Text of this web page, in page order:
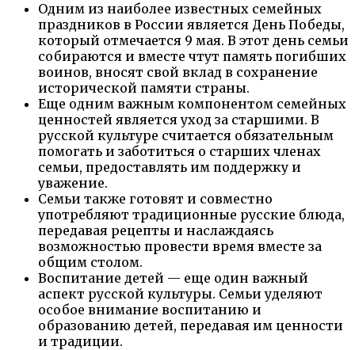
Одним из наиболее известных семейных
праздников в России является День Победы,
который отмечается 9 мая. В этот день семьи
собираются и вместе чтут память погибших
воинов, вносят свой вклад в сохранение
исторической памяти страны.
Еще одним важным компонентом семейных
ценностей является уход за старшими. В
русской культуре считается обязательным
помогать и заботиться о старших членах
семьи, предоставлять им поддержку и
уважение.
Семьи также готовят и совместно
употребляют традиционные русские блюда,
передавая рецепты и наслаждаясь
возможностью провести время вместе за
общим столом.
Воспитание детей — еще один важный
аспект русской культуры. Семьи уделяют
особое внимание воспитанию и
образованию детей, передавая им ценности
и традиции.